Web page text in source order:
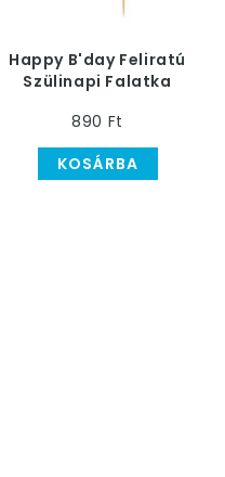
Happy B'day Feliratú
Szülinapi Falatka
890 Ft
KOSÁRBA